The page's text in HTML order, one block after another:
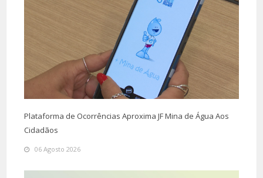
Plataforma de Ocorrências Aproxima JF Mina de Água Aos
Cidadãos
06 Agosto 2026